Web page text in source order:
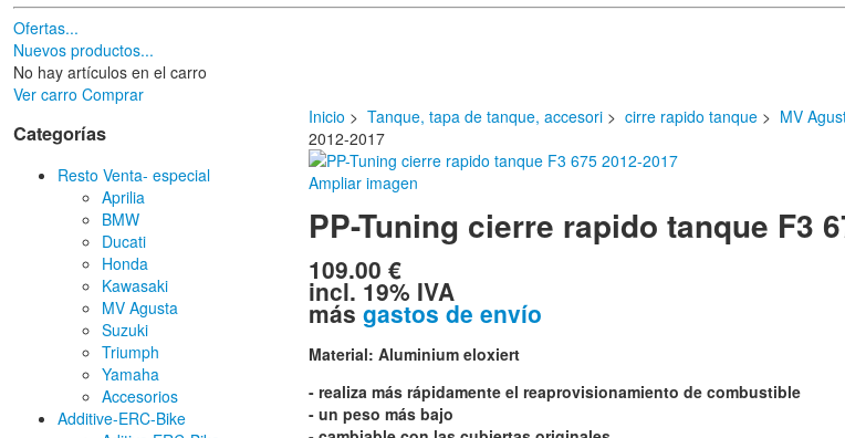
Ofertas...
Nuevos productos...
No hay artículos en el carro
Ver carro Comprar
Categorías
Resto Venta- especial
Aprilia
BMW
Ducati
Honda
Kawasaki
MV Agusta
Suzuki
Triumph
Yamaha
Accesorios
Additive-ERC-Bike
Inicio >Tanque, tapa de tanque, accesori >cirre rapido tanque > MV
2012-2017
Ampliar imagen
PP-Tuning cierre rapido tanque F3
109.00 €
incl. 19% IVA
másgastos de envío
Material: Aluminium eloxiert
- realiza más rápidamente el reaprovisionamiento de combustible
- un peso más bajo